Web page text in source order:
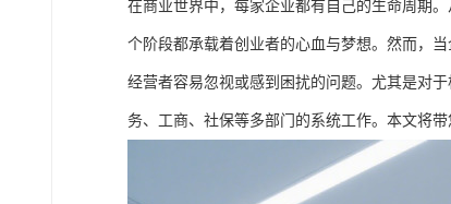
在商业世界中，每家企业都有自己的生命周期
个阶段都承载着创业者的心血与梦想。然而，
经营者容易忽视或感到困扰的问题。尤其是对
务、工商、社保等多部门的系统工作。本文将